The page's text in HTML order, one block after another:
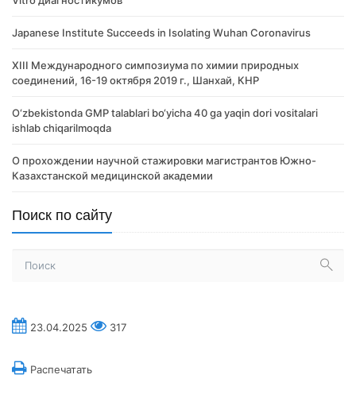
Japanese Institute Succeeds in Isolating Wuhan Coronavirus
XIII Международного симпозиума по химии природных
соединений, 16-19 октября 2019 г., Шанхай, КНР
O‘zbekistonda GMP talablari bo‘yicha 40 ga yaqin dori vositalari
ishlab chiqarilmoqda
О прохождении научной стажировки магистрантов Южно-
Казахстанской медицинской академии
Поиск по сайту
23.04.2025 317
Распечатать